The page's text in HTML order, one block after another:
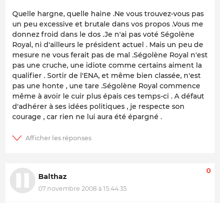
Quelle hargne, quelle haine .Ne vous trouvez-vous pas
un peu excessive et brutale dans vos propos .Vous me
donnez froid dans le dos .Je n'ai pas voté Ségolène
Royal, ni d'ailleurs le président actuel . Mais un peu de
mesure ne vous ferait pas de mal .Ségolène Royal n'est
pas une cruche, une idiote comme certains aiment la
qualifier . Sortir de l'ENA, et même bien classée, n'est
pas une honte , une tare .Ségolène Royal commence
même à avoir le cuir plus épais ces temps-ci . A défaut
d'adhérer à ses idées politiques , je respecte son
courage , car rien ne lui aura été épargné .
Balthaz
07 novembre 2008 à 15:44:35
0